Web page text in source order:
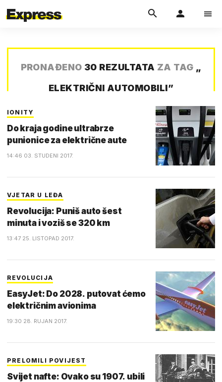
PRONAĐENO 30 REZULTATA ZA TAG „
ELEKTRIČNI AUTOMOBILI”
IONITY
Do kraja godine ultrabrze
punionice za električne aute
14:46 03. STUDENI 2017.
VJETAR U LEĐA
Revolucija: Puniš auto šest
minuta i voziš se 320 km
13:47 25. LISTOPAD 2017.
REVOLUCIJA
EasyJet: Do 2028. putovat ćemo
električnim avionima
19:30 28. RUJAN 2017.
PRELOMILI POVIJEST
Svijet nafte: Ovako su 1907. ubili